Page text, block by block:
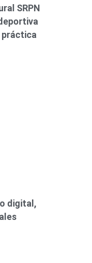
SRPN
práctica
digital,